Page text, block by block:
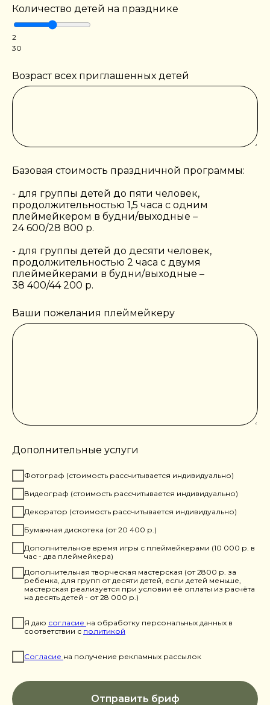
Количество детей на празднике
2
30
Возраст всех приглашенных детей
Базовая стоимость праздничной программы:
- для группы детей до пяти человек,
продолжительностью 1,5 часа с одним
плеймейкером в будни/выходные –
24 600/28 800 р.
- для группы детей до десяти человек,
продолжительностью 2 часа с двумя
плеймейкерами в будни/выходные –
38 400/44 200 р.
Ваши пожелания плеймейкеру
Дополнительные услуги
Фотограф (стоимость рассчитывается индивидуально)
Видеограф (стоимость рассчитывается индивидуально)
Декоратор (стоимость рассчитывается индивидуально)
Бумажная дискотека (от 20 400 р.)
Дополнительное время игры с плеймейкерами (10 000 р. в
час - два плеймейкера)
Дополнительная творческая мастерская (от 2800 р. за
ребенка, для групп от десяти детей, если детей меньше,
мастерская реализуется при условии её оплаты из расчёта
на десять детей - от 28 000 р.)
Я даю согласие на обработку персональных данных в
соответствии с политикой
Согласие на получение рекламных рассылок
Отправить бриф